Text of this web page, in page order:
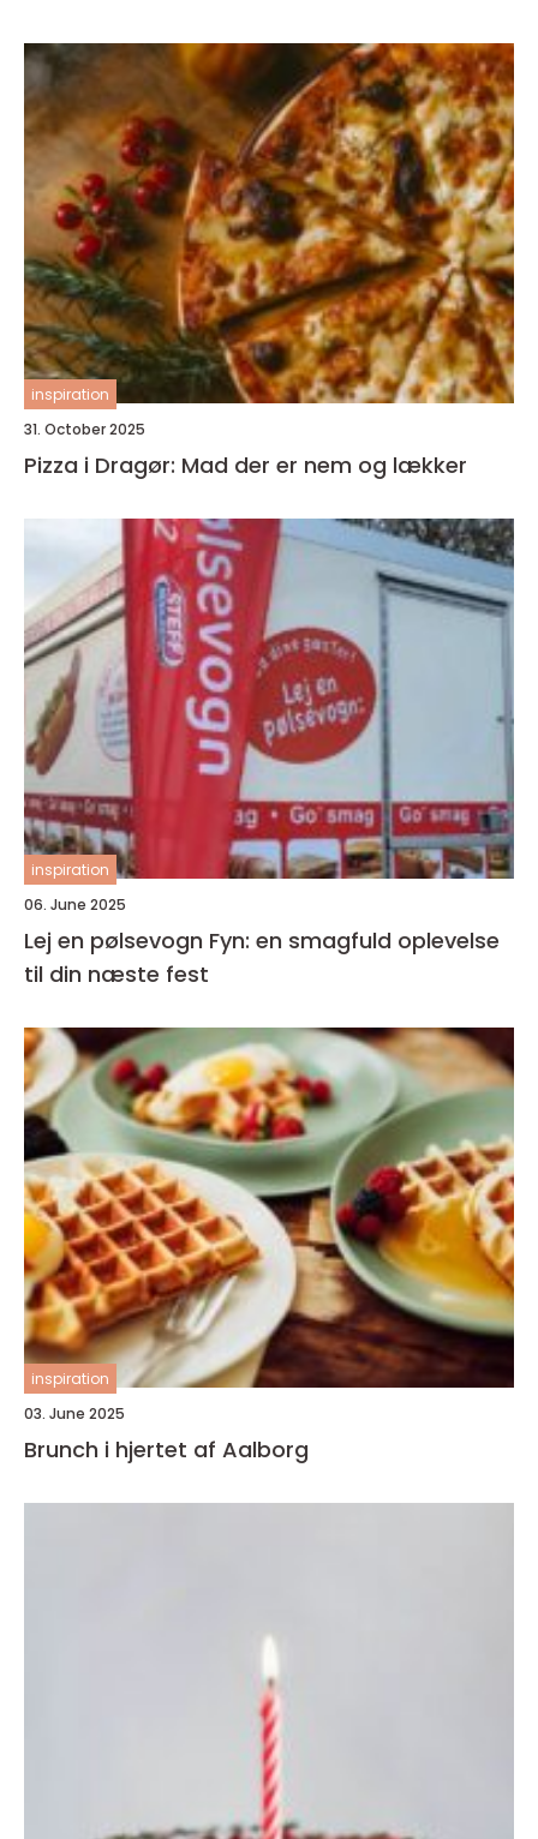
inspiration
31. October 2025
Pizza i Dragør: Mad der er nem og lækker
inspiration
06. June 2025
Lej en pølsevogn Fyn: en smagfuld oplevelse
til din næste fest
inspiration
03. June 2025
Brunch i hjertet af Aalborg